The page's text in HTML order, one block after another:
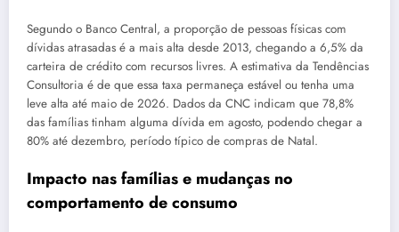
Segundo o Banco Central, a proporção de pessoas físicas com
dívidas atrasadas é a mais alta desde 2013, chegando a 6,5% da
carteira de crédito com recursos livres. A estimativa da Tendências
Consultoria é de que essa taxa permaneça estável ou tenha uma
leve alta até maio de 2026. Dados da CNC indicam que 78,8%
das famílias tinham alguma dívida em agosto, podendo chegar a
80% até dezembro, período típico de compras de Natal.
Impacto nas famílias e mudanças no
comportamento de consumo